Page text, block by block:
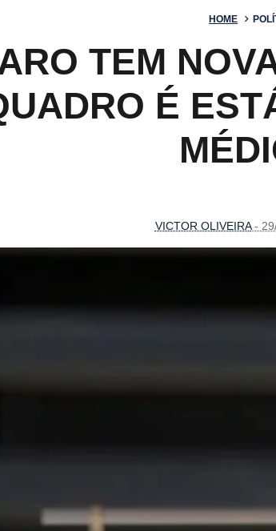
HOME
TEM
É
VICTOR OLIVEIRA-